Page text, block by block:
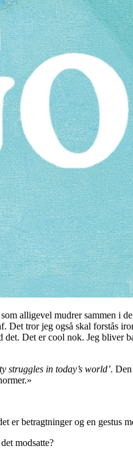
alligevel mudrer sammen i
tror jeg også skal forstås
Det er cool nok. Jeg bliver
struggles in today’s world’.
er betragtninger og en gestus
modsatte?